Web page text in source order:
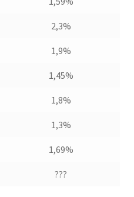
2,3%
1,9%
1,45%
1,8%
1,3%
1,69%
???